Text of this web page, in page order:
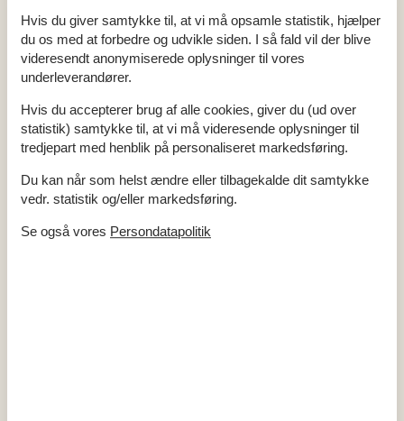
Udsigt til vand
Ja
Opvaskemaskine
Ja
Ikkeryger
Ja
Alle faciliteter
Antal børn 2
Antal husdyr 1
Bruser
Hvis du giver samtykke til, at vi må opsamle statistik, hjælper
du os med at forbedre og udvikle siden. I så fald vil der blive
videresendt anonymiserede oplysninger til vores
underleverandører.
Hvis du accepterer brug af alle cookies, giver du (ud over
statistik) samtykke til, at vi må videresende oplysninger til
tredjepart med henblik på personaliseret markedsføring.
Du kan når som helst ændre eller tilbagekalde dit samtykke
vedr. statistik og/eller markedsføring.
Se også vores Persondatapolitik